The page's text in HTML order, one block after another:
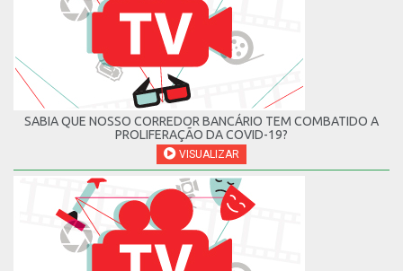
SABIA QUE NOSSO CORREDOR BANCÁRIO TEM COMBATIDO A
PROLIFERAÇÃO DA COVID-19?
VISUALIZAR